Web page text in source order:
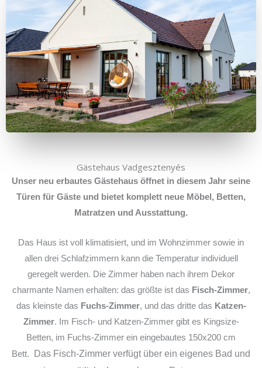
Gästehaus Vadgesztenyés
Unser neu erbautes Gästehaus öffnet in diesem Jahr seine
Türen für Gäste und bietet komplett neue Möbel, Betten,
Matratzen und Ausstattung.
Das Haus ist voll klimatisiert, und im Wohnzimmer sowie in
allen drei Schlafzimmern kann die Temperatur individuell
geregelt werden. Die Zimmer haben nach ihrem Dekor
charmante Namen erhalten: das größte ist das Fisch-Zimmer,
das kleinste das Fuchs-Zimmer, und das dritte das Katzen-
Zimmer. Im Fisch- und Katzen-Zimmer gibt es Kingsize-
Betten, im Fuchs-Zimmer ein eingebautes 150x200 cm
Bett.
Das Fisch-Zimmer verfügt über ein eigenes Bad und